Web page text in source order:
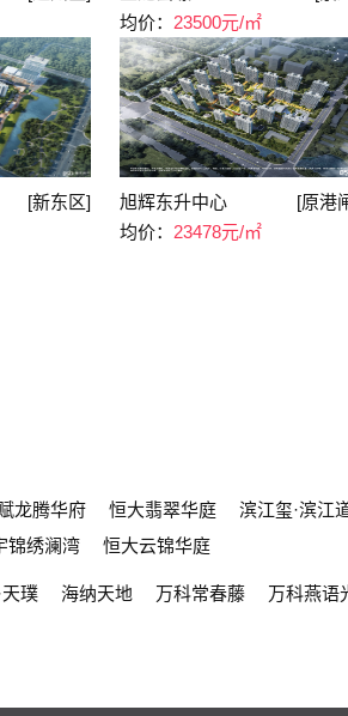
均价： 23500元/㎡
[新东区] [原港
旭辉东升中心
均价： 23478元/㎡
龙腾华府 恒大翡翠华庭 滨江玺·滨江
锦绣澜湾 恒大云锦华庭
璞 海纳天地 万科常春藤 万科燕语